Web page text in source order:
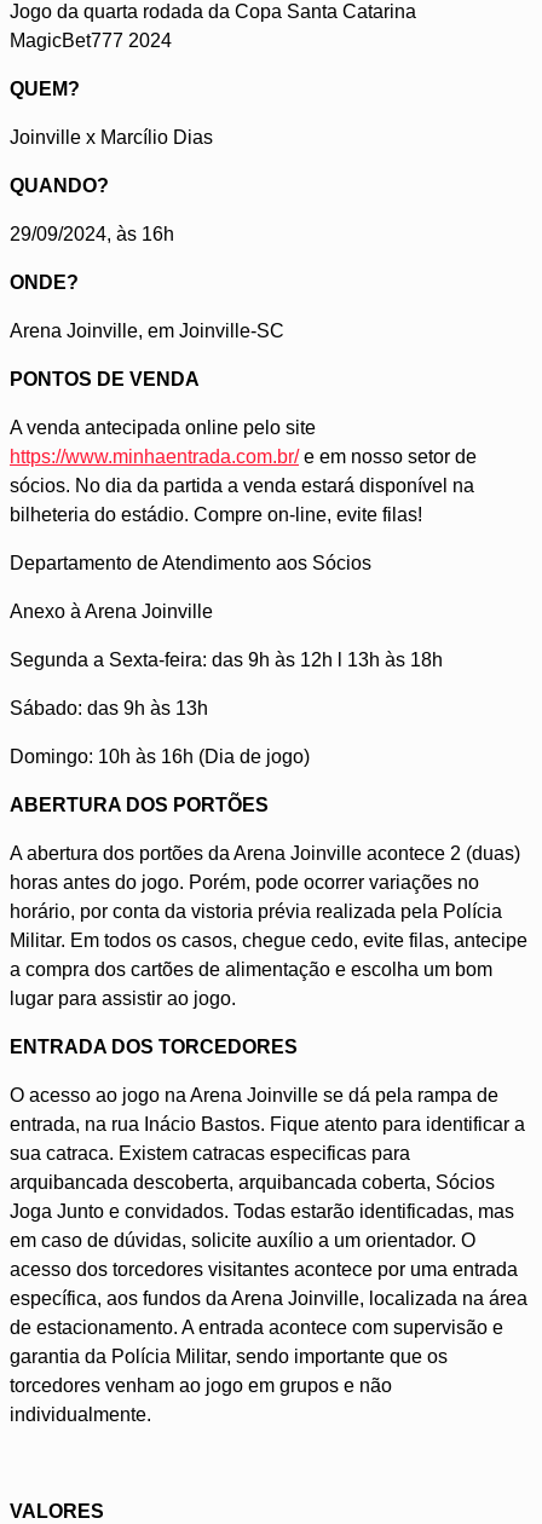
Jogo da quarta rodada da Copa Santa Catarina
MagicBet777 2024
QUEM?
Joinville x Marcílio Dias
QUANDO?
29/09/2024, às 16h
ONDE?
Arena Joinville, em Joinville-SC
PONTOS DE VENDA
A venda antecipada online pelo site
https://www.minhaentrada.com.br/e em nosso setor de
sócios. No dia da partida a venda estará disponível na
bilheteria do estádio. Compre on-line, evite filas!
Departamento de Atendimento aos Sócios
Anexo à Arena Joinville
Segunda a Sexta-feira: das 9h às 12h l 13h às 18h
Sábado: das 9h às 13h
Domingo: 10h às 16h (Dia de jogo)
ABERTURA DOS PORTÕES
A abertura dos portões da Arena Joinville acontece 2 (duas)
horas antes do jogo. Porém, pode ocorrer variações no
horário, por conta da vistoria prévia realizada pela Polícia
Militar. Em todos os casos, chegue cedo, evite filas, antecipe
a compra dos cartões de alimentação e escolha um bom
lugar para assistir ao jogo.
ENTRADA DOS TORCEDORES
O acesso ao jogo na Arena Joinville se dá pela rampa de
entrada, na rua Inácio Bastos. Fique atento para identificar a
sua catraca. Existem catracas especificas para
arquibancada descoberta, arquibancada coberta, Sócios
Joga Junto e convidados. Todas estarão identificadas, mas
em caso de dúvidas, solicite auxílio a um orientador. O
acesso dos torcedores visitantes acontece por uma entrada
específica, aos fundos da Arena Joinville, localizada na área
de estacionamento. A entrada acontece com supervisão e
garantia da Polícia Militar, sendo importante que os
torcedores venham ao jogo em grupos e não
individualmente.
VALORES